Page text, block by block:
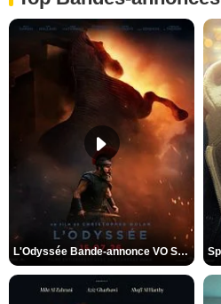
L'Odyssée Bande-annonce VO STFR